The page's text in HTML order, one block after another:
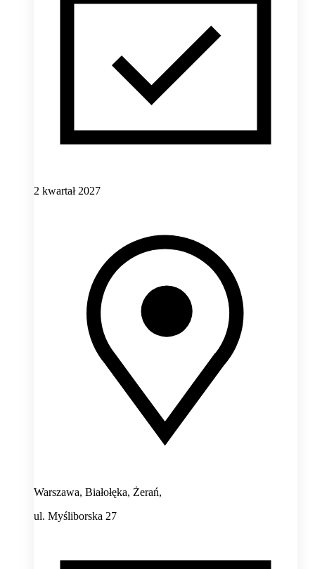
2 kwartał 2027
Warszawa, Białołęka, Żerań,
ul. Myśliborska 27